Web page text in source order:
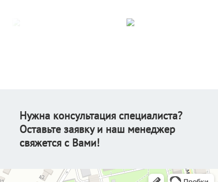
Нужна консультация специалиста?
Оставьте заявку и наш менеджер
свяжется с Вами!